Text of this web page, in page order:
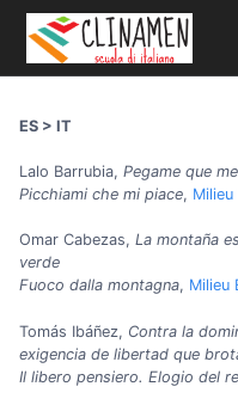
ES > IT
Lalo Barrubia, Pegame que
Picchiami che mi piace,
Omar Cabezas, La montaña
verde
Fuoco dalla montagna, Milieu
Tomás Ibáñez, Contra la
exigencia de libertad que
Il libero pensiero. Elogio del